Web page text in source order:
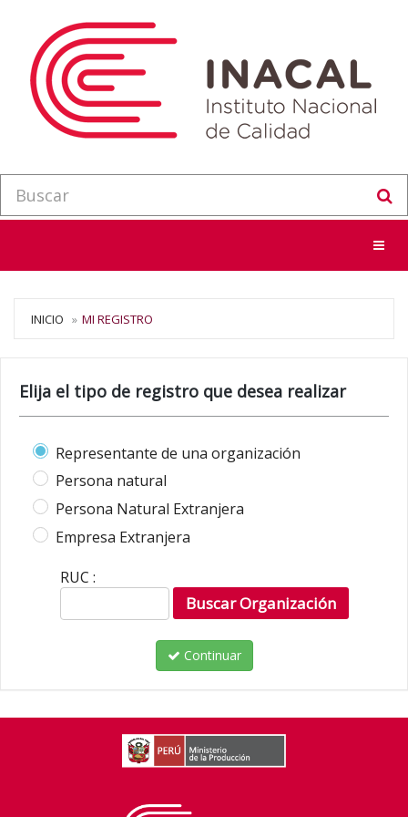
Menu
INICIO MI REGISTRO
Elija el tipo de registro que desea realizar
Representante de una organización
Persona natural
Persona Natural Extranjera
Empresa Extranjera
RUC :
Continuar